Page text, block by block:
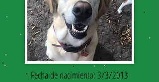
Fecha de nacimiento: 3/3/2013